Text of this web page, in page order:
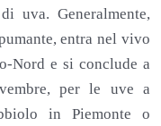
uva. Generalmente,
entra nel vivo
Nord e si conclude a
per le uve a
in Piemonte o